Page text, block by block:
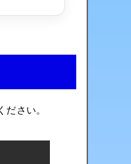
さい。